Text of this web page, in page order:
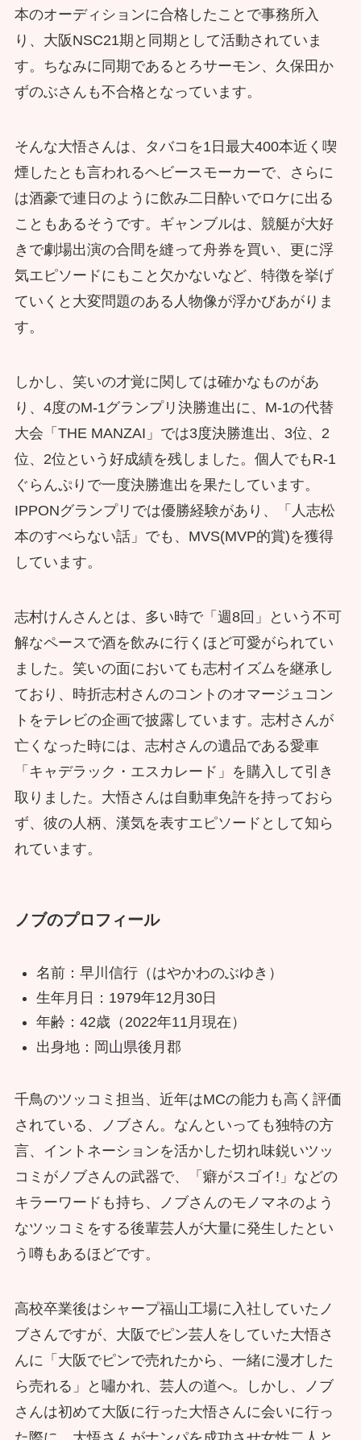
本のオーディションに合格したことで事務所入
り、大阪NSC21期と同期として活動されていま
す。ちなみに同期であるとろサーモン、久保田か
ずのぶさんも不合格となっています。
そんな大悟さんは、タバコを1日最大400本近く喫
煙したとも言われるヘビースモーカーで、さらに
は酒豪で連日のように飲み二日酔いでロケに出る
こともあるそうです。ギャンブルは、競艇が大好
きで劇場出演の合間を縫って舟券を買い、更に浮
気エピソードにもこと欠かないなど、特徴を挙げ
ていくと大変問題のある人物像が浮かびあがりま
す。
しかし、笑いの才覚に関しては確かなものがあ
り、4度のM-1グランプリ決勝進出に、M-1の代替
大会「THE MANZAI」では3度決勝進出、3位、2
位、2位という好成績を残しました。個人でもR-1
ぐらんぷりで一度決勝進出を果たしています。
IPPONグランプリでは優勝経験があり、「人志松
本のすべらない話」でも、MVS(MVP的賞)を獲得
しています。
志村けんさんとは、多い時で「週8回」という不可
解なペースで酒を飲みに行くほど可愛がられてい
ました。笑いの面においても志村イズムを継承し
ており、時折志村さんのコントのオマージュコン
トをテレビの企画で披露しています。志村さんが
亡くなった時には、志村さんの遺品である愛車
「キャデラック・エスカレード」を購入して引き
取りました。大悟さんは自動車免許を持っておら
ず、彼の人柄、漢気を表すエピソードとして知ら
れています。
ノブのプロフィール
名前：早川信行（はやかわのぶゆき）
生年月日：1979年12月30日
年齢：42歳（2022年11月現在）
出身地：岡山県後月郡
千鳥のツッコミ担当、近年はMCの能力も高く評価
されている、ノブさん。なんといっても独特の方
言、イントネーションを活かした切れ味鋭いツッ
コミがノブさんの武器で、「癖がスゴイ!」などの
キラーワードも持ち、ノブさんのモノマネのよう
なツッコミをする後輩芸人が大量に発生したとい
う噂もあるほどです。
高校卒業後はシャープ福山工場に入社していたノ
ブさんですが、大阪でピン芸人をしていた大悟さ
んに「大阪でピンで売れたから、一緒に漫才した
ら売れる」と嘯かれ、芸人の道へ。しかし、ノブ
さんは初めて大阪に行った大悟さんに会いに行っ